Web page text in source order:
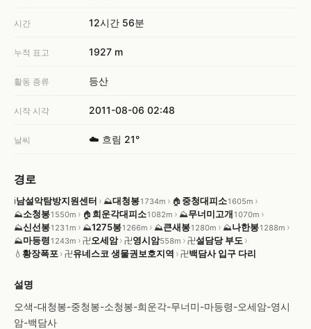
시간 12시간 56분
누적 표고 1927 m
활동 종류 등산
시작 시각 2011-08-06 02:48
날씨 ☁️ 흐림 21°
경로
ℹ남설악탐방지원센터 › ⛰대청봉1734m › 🏠 중청대피소1605m ›
⛰소청봉1550m › 🏠 희운각대피소1082m › ⛰무너미고개1070m ›
⛰신선봉1231m › ⛰1275봉1266m › ⛰큰새봉1280m › ⛰나한봉1288m ›
⛰마등령1243m › 卍 오세암› 卍영시암558m › 卍설담당 부도 ›
💧 황장폭포 › 卍유네스코 생물권보호지역 › 卍백담사 입구 다리
설명
오색-대청봉-중청봉-소청봉-희운각-무너미-마등령-오세암-영시
암-백담사